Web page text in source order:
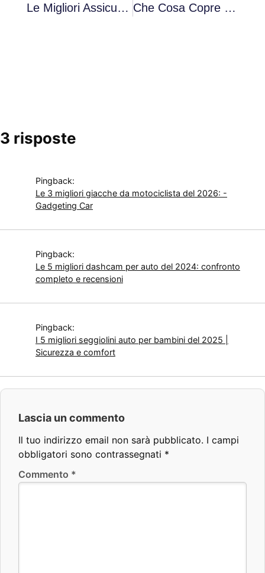
Le Migliori Assicurazioni Auto In Spagna Nel 2025: Classifica Per Caso Che Cosa Copre L'assicurazione Casco? Cos'è, Come Funziona E Quando Si Paga?
3 risposte
Pingback:
Le 3 migliori giacche da motociclista del 2026: -
Gadgeting Car
Pingback:
Le 5 migliori dashcam per auto del 2024: confronto
completo e recensioni
Pingback:
I 5 migliori seggiolini auto per bambini del 2025 |
Sicurezza e comfort
Lascia un commento
Il tuo indirizzo email non sarà pubblicato. I campi
obbligatori sono contrassegnati *
Commento *